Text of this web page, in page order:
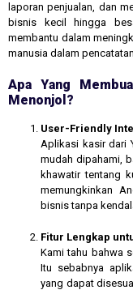
laporan penjualan, dan
bisnis kecil hingga
membantu dalam
manusia dalam
Apa Yang
Menonjol?
User-Friendly
Aplikasi kasir dari
mudah dipahami,
khawatir tentang
memungkinkan
bisnis tanpa
Fitur Lengkap
Kami tahu bahwa
Itu sebabnya
yang dapat